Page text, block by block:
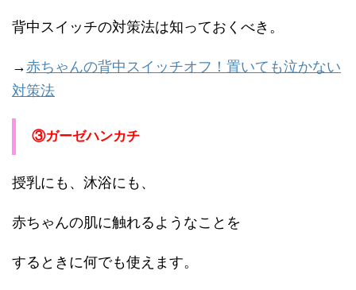
背中スイッチの対策法は知っておくべき。
→赤ちゃんの背中スイッチオフ！置いても泣かない
対策法
③ガーゼハンカチ
授乳にも、沐浴にも、
赤ちゃんの肌に触れるようなことを
するときに何でも使えます。